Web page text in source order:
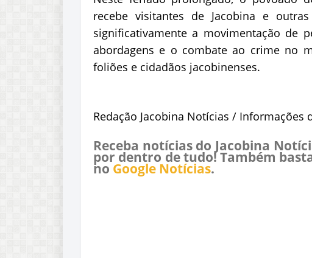
recebe visitantes de Jacobina e
significativamente a movimentação de
abordagens e o combate ao crime no
foliões e cidadãos jacobinenses.
Redação Jacobina Notícias / Informações
Receba notícias do Jacobina
por dentro de tudo! Também
no Google Notícias.